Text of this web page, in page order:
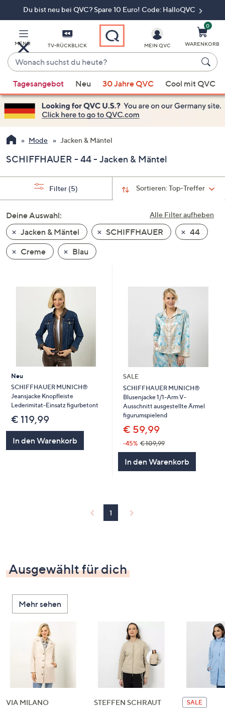
Du bist neu bei QVC? Spare 10 Euro! Code: HalloQVC
MENÜ TV-RÜCKBLICK
Wonach
suchst
du
heute?
Vorschläge
verfügbar
sind,
verwenden
Sie
Pfeiltasten
nach
und
nach
unten
oder
wischen
Sie
diese
anzuzeigen.
MEIN QVC
0
WARENKORB
Tagesangebot Neu 30 Jahre QVC Cool mit QVC
Mode Jacken & Mäntel
SCHIFFHAUER - 44 - Jacken & Mäntel
Sortieren:Top-Treffer
Filter (5)
Alle Filter aufheben
Deine Auswahl:
Jacken & Mäntel
SCHIFFHAUER
44
Creme
Blau
Neu
SCHIFFHAUER MUNICH®
Jeansjacke Knopfleiste
Lederimitat-Einsatz figurbetont
€ 119,99
In den Warenkorb
SALE
SCHIFFHAUER MUNICH®
Blusenjacke 1/1-Arm V-
Ausschnitt ausgestellte Ärmel
figurumspielend
€ 59,99
-45% € 109,99
In den Warenkorb
1
Ausgewählt für dich
Mehr sehen
VIA MILANO
STEFFEN SCHRAUT
SALE